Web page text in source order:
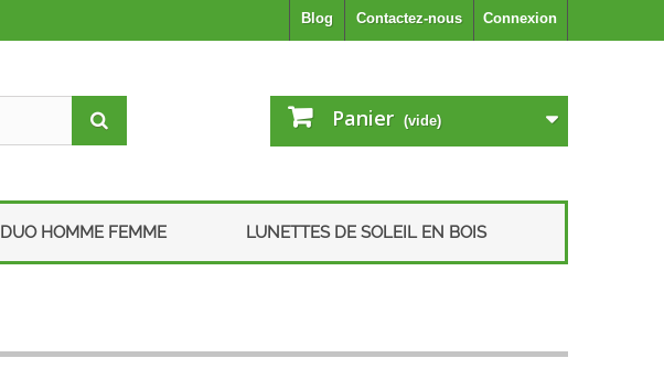
Connexion
Contactez-nous
Blog
Panier (vide)
HOMME FEMME LUNETTES DE SOLEIL EN BOIS